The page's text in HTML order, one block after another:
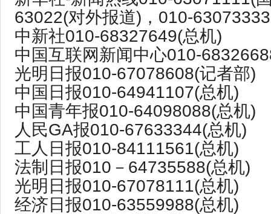
63022(对外报道)，010-
中新社010-68327649(总机)
中国互联网新闻中心010-
光明日报010-67078608(记者部)
中国日报010-64941107(总机)
中国青年报010-64098088(总机)
人民GA报010-67633344(总机)
工人日报010-84111561(总机)
法制日报010－64735588(总机)
光明日报010-67078111(总机)
经济日报010-63559988(总机)